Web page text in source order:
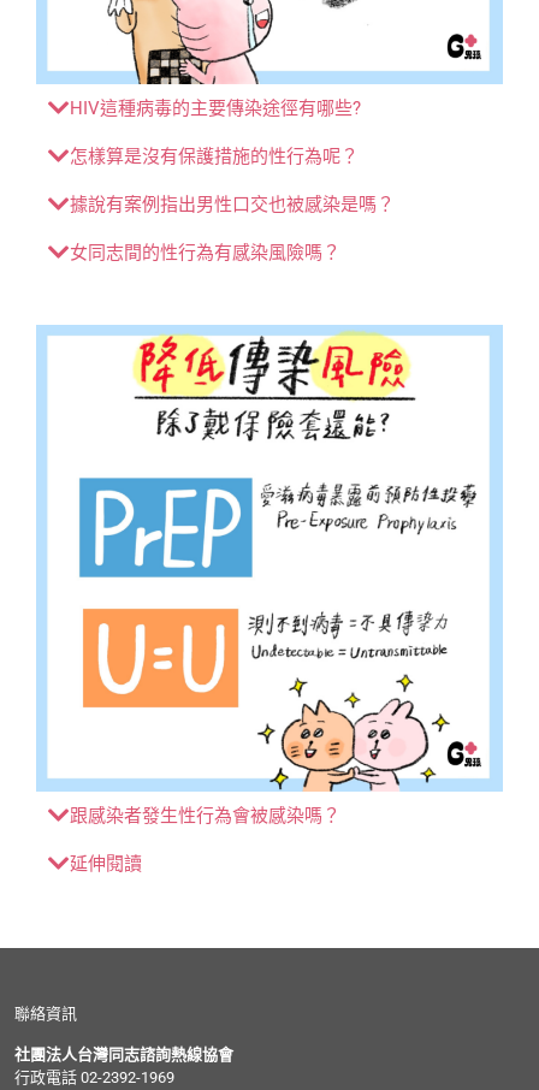
HIV這種病毒的主要傳染途徑有哪些?
怎樣算是沒有保護措施的性行為呢？
據說有案例指出男性口交也被感染是嗎？
女同志間的性行為有感染風險嗎？
跟感染者發生性行為會被感染嗎？
延伸閱讀
聯絡資訊
社團法人台灣同志諮詢熱線協會
行政電話 02-2392-1969